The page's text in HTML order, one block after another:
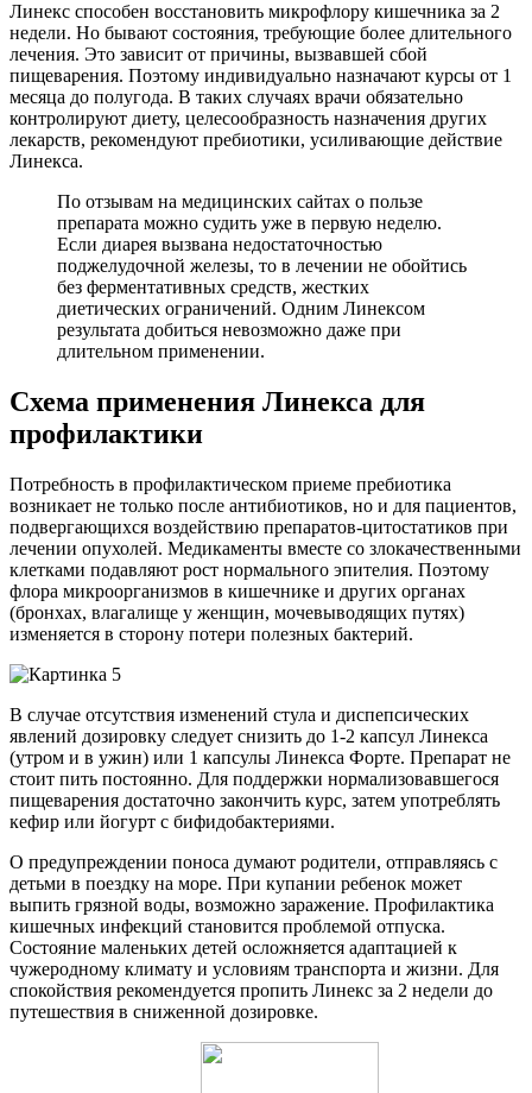
Линекс способен восстановить микрофлору кишечника за 2
недели. Но бывают состояния, требующие более длительного
лечения. Это зависит от причины, вызвавшей сбой
пищеварения. Поэтому индивидуально назначают курсы от 1
месяца до полугода. В таких случаях врачи обязательно
контролируют диету, целесообразность назначения других
лекарств, рекомендуют пребиотики, усиливающие действие
Линекса.
По отзывам на медицинских сайтах о пользе
препарата можно судить уже в первую неделю.
Если диарея вызвана недостаточностью
поджелудочной железы, то в лечении не обойтись
без ферментативных средств, жестких
диетических ограничений. Одним Линексом
результата добиться невозможно даже при
длительном применении.
Схема применения Линекса для
профилактики
Потребность в профилактическом приеме пребиотика
возникает не только после антибиотиков, но и для пациентов,
подвергающихся воздействию препаратов-цитостатиков при
лечении опухолей. Медикаменты вместе со злокачественными
клетками подавляют рост нормального эпителия. Поэтому
флора микроорганизмов в кишечнике и других органах
(бронхах, влагалище у женщин, мочевыводящих путях)
изменяется в сторону потери полезных бактерий.
В случае отсутствия изменений стула и диспепсических
явлений дозировку следует снизить до 1-2 капсул Линекса
(утром и в ужин) или 1 капсулы Линекса Форте. Препарат не
стоит пить постоянно. Для поддержки нормализовавшегося
пищеварения достаточно закончить курс, затем употреблять
кефир или йогурт с бифидобактериями.
О предупреждении поноса думают родители, отправляясь с
детьми в поездку на море. При купании ребенок может
выпить грязной воды, возможно заражение. Профилактика
кишечных инфекций становится проблемой отпуска.
Состояние маленьких детей осложняется адаптацией к
чужеродному климату и условиям транспорта и жизни. Для
спокойствия рекомендуется пропить Линекс за 2 недели до
путешествия в сниженной дозировке.